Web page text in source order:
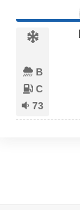
B
C
73